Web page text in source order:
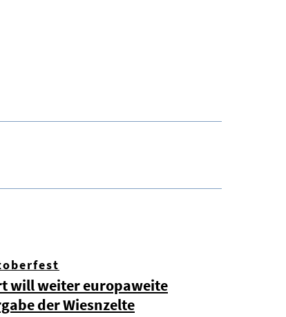
will weiter europaweite
der Wiesnzelte